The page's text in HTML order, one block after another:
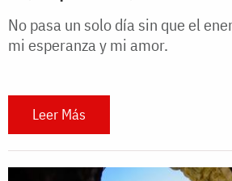
No pasa un solo día sin que el
mi esperanza y mi amor.
Leer Más